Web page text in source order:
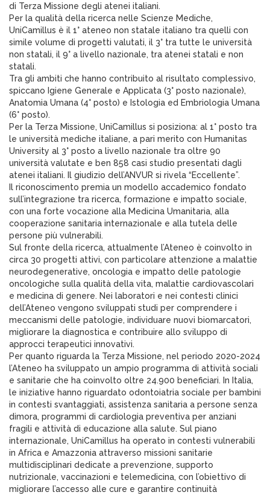
di Terza Missione degli atenei italiani.
Per la qualità della ricerca nelle Scienze Mediche,
UniCamillus è il 1° ateneo non statale italiano tra quelli con
simile volume di progetti valutati, il 3° tra tutte le università
non statali, il 9° a livello nazionale, tra atenei statali e non
statali.
Tra gli ambiti che hanno contribuito al risultato complessivo,
spiccano Igiene Generale e Applicata (3° posto nazionale),
Anatomia Umana (4° posto) e Istologia ed Embriologia Umana
(6° posto).
Per la Terza Missione, UniCamillus si posiziona: al 1° posto tra
le università mediche italiane, a pari merito con Humanitas
University al 3° posto a livello nazionale tra oltre 90
università valutate e ben 858 casi studio presentati dagli
atenei italiani. Il giudizio dell’ANVUR si rivela “Eccellente”.
Il riconoscimento premia un modello accademico fondato
sull’integrazione tra ricerca, formazione e impatto sociale,
con una forte vocazione alla Medicina Umanitaria, alla
cooperazione sanitaria internazionale e alla tutela delle
persone più vulnerabili.
Sul fronte della ricerca, attualmente l’Ateneo è coinvolto in
circa 30 progetti attivi, con particolare attenzione a malattie
neurodegenerative, oncologia e impatto delle patologie
oncologiche sulla qualità della vita, malattie cardiovascolari
e medicina di genere. Nei laboratori e nei contesti clinici
dell’Ateneo vengono sviluppati studi per comprendere i
meccanismi delle patologie, individuare nuovi biomarcatori,
migliorare la diagnostica e contribuire allo sviluppo di
approcci terapeutici innovativi.
Per quanto riguarda la Terza Missione, nel periodo 2020-2024
l’Ateneo ha sviluppato un ampio programma di attività sociali
e sanitarie che ha coinvolto oltre 24.900 beneficiari. In Italia,
le iniziative hanno riguardato odontoiatria sociale per bambini
in contesti svantaggiati, assistenza sanitaria a persone senza
dimora, programmi di cardiologia preventiva per anziani
fragili e attività di educazione alla salute. Sul piano
internazionale, UniCamillus ha operato in contesti vulnerabili
in Africa e Amazzonia attraverso missioni sanitarie
multidisciplinari dedicate a prevenzione, supporto
nutrizionale, vaccinazioni e telemedicina, con l’obiettivo di
migliorare l’accesso alle cure e garantire continuità